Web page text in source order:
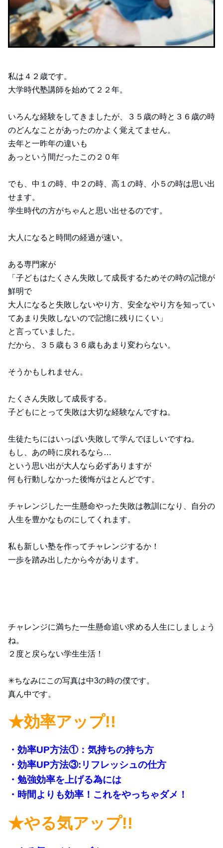
私は４２歳です。
大学時代塾講師を始めて２２年。
いろんな経験をしてきましたが、３５歳の時と３６歳の時
のどんなことがあったのかよく覚えてません。
去年と一昨年の違いも
あっという間だったこの２０年
でも、中１の時、中２の時、高１の時、小５の時は思い出
せます。
学生時代の方がちゃんと思い出せるのです。
大人になると時間の経過が速い。
ある専門家が
「子どもはたくさん失敗して成長するためその時の記憶が
鮮明で
大人になると失敗しないやり方、安全なやり方を知ってい
てあまり失敗しないので記憶に残りにくい」
と言っていました。
だから、３５歳も３６歳もあまり変わらない。
そうかもしれません。
たくさん失敗して成長する。
子どもにとって失敗は大切な経験なんですね。
生徒たちにはいっぱい失敗して学んでほしいですね。
もし、あの時に戻れるなら…
という思い出が大人なら必ずありますが
何も行動しなかった後悔がはとんどです。
チャレンジした一生懸命やった失敗は教訓になり、自分の
人生を豊かなものにしてくれます。
私も新しい塾を作ってチャレンジするか！
一歩を踏み出したから今があります。
チャレンジに満ちた一生懸命追い求める人生にしましょう
ね。
２度と戻らない学生生活！
✳︎ちなみにこの写真は中3の時の僕です。
真ん中です。
★効率アップ!!
・効率UP方法①：気持ちの持ち方
・効率UP方法③:リフレッシュの仕方
・勉強効率を上げる為には
・時間よりも効率！これをやっちゃダメ！
★やる気アップ!!